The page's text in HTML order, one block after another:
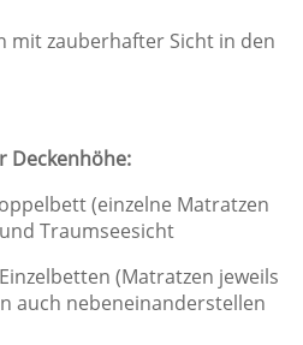
mit zauberhafter Sicht in den
Deckenhöhe:
(einzelne Matratzen
Traumseesicht
(Matratzen jeweils
auch nebeneinanderstellen